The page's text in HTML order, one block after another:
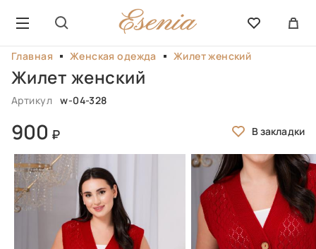
Главная Женская одежда Жилет женский
Жилет женский
Артикул w-04-328
900